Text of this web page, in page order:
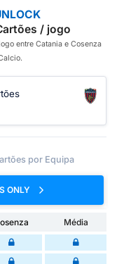
/ jogo
entre Catania e Cosenza
por Equipa
ONLY
Média